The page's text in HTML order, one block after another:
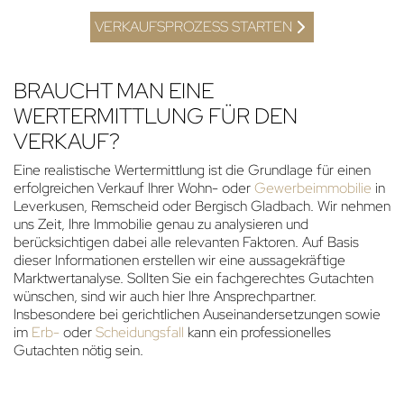
VERKAUFSPROZESS STARTEN
BRAUCHT MAN EINE
WERTERMITTLUNG FÜR DEN
VERKAUF?
Eine realistische Wertermittlung ist die Grundlage für einen
erfolgreichen Verkauf Ihrer Wohn- oderGewerbeimmobilie in
Leverkusen, Remscheid oder Bergisch Gladbach. Wir nehmen
uns Zeit, Ihre Immobilie genau zu analysieren und
berücksichtigen dabei alle relevanten Faktoren. Auf Basis
dieser Informationen erstellen wir eine aussagekräftige
Marktwertanalyse. Sollten Sie ein fachgerechtes Gutachten
wünschen, sind wir auch hier Ihre Ansprechpartner.
Insbesondere bei gerichtlichen Auseinandersetzungen sowie
im Erb- oderScheidungsfall kann ein professionelles
Gutachten nötig sein.